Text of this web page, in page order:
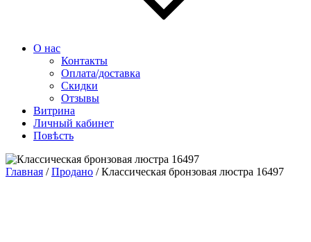
О нас
Контакты
Оплата/доставка
Скидки
Отзывы
Витрина
Личный кабинет
Повѣсть
Главная /Продано / Классическая бронзовая люстра 16497